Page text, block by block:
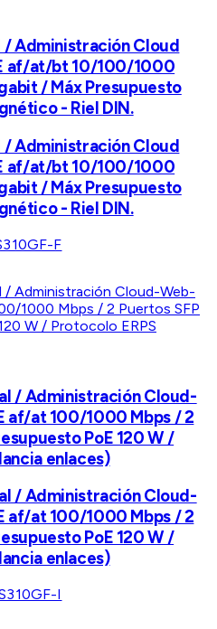
/ Administración Cloud
af/at/bt 10/100/1000
/ Máx Presupuesto
- Riel DIN.
/ Administración Cloud
af/at/bt 10/100/1000
/ Máx Presupuesto
- Riel DIN.
F
/ Administración Cloud-
af/at 100/1000 Mbps / 2
PoE 120 W /
enlaces)
/ Administración Cloud-
af/at 100/1000 Mbps / 2
PoE 120 W /
enlaces)
I